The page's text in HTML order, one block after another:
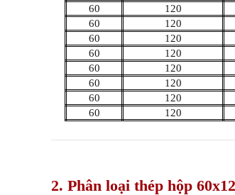
60
120
60
120
60
120
60
120
60
120
60
120
60
120
60
120
2. Phân loại thép hộp